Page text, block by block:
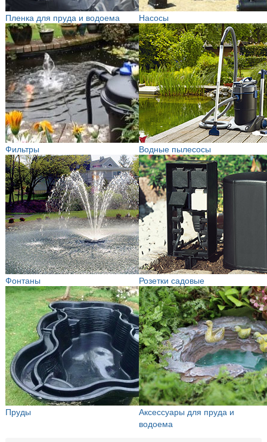
Пленка для пруда и водоема Насосы
Фильтры Водные пылесосы
Фонтаны Розетки садовые
Пруды
Аксессуары для пруда и
водоема